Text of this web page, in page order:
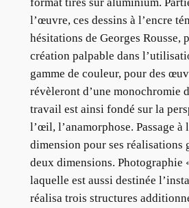
l’œuvre, ces dessins à l’encre
hésitations de Georges Rousse,
création palpable dans
gamme de couleur, pour des
révèleront d’une monochromie
travail est ainsi fondé sur la
l’œil, l’anamorphose. Passage à
dimension pour ses réalisations
deux dimensions. Photographie
laquelle est aussi destinée
réalisa trois structures